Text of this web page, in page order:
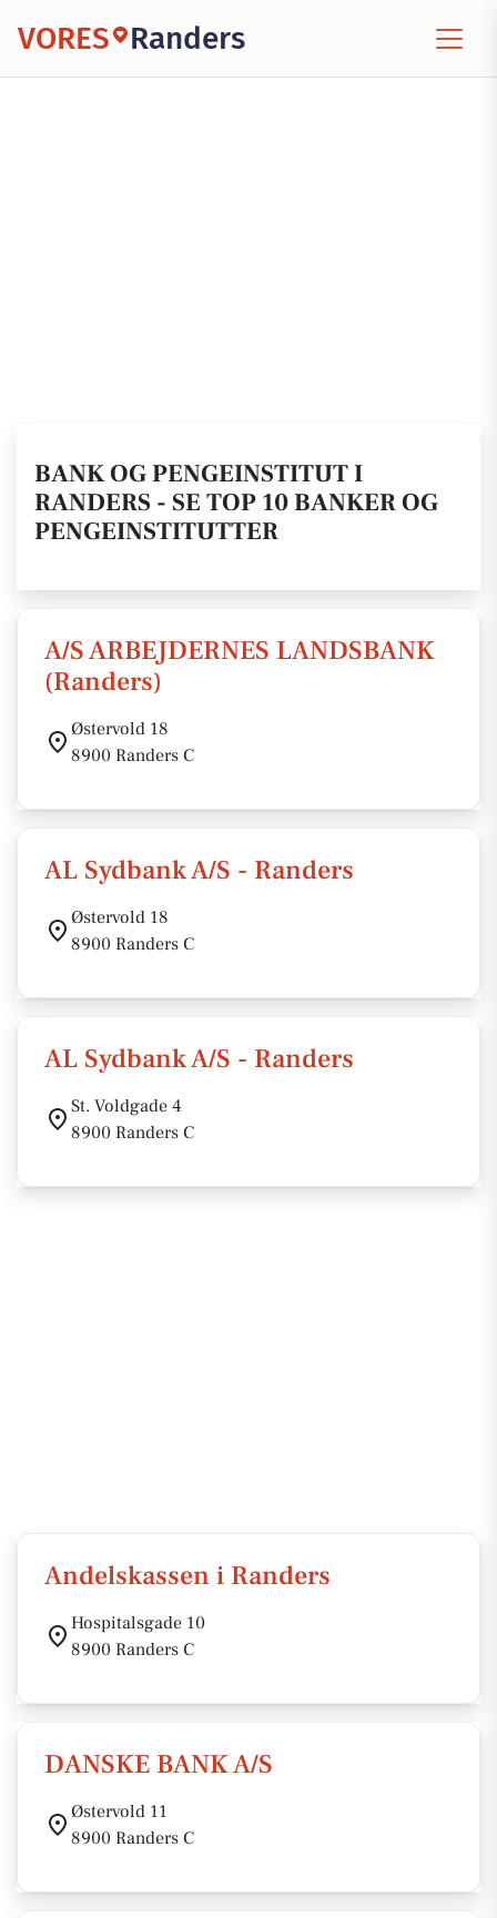
VORES Randers
BANK OG PENGEINSTITUT I
RANDERS - SE TOP 10 BANKER OG
PENGEINSTITUTTER
A/S ARBEJDERNES LANDSBANK
(Randers)
Østervold 18
8900 Randers C
AL Sydbank A/S - Randers
Østervold 18
8900 Randers C
AL Sydbank A/S - Randers
St. Voldgade 4
8900 Randers C
Andelskassen i Randers
Hospitalsgade 10
8900 Randers C
DANSKE BANK A/S
Østervold 11
8900 Randers C